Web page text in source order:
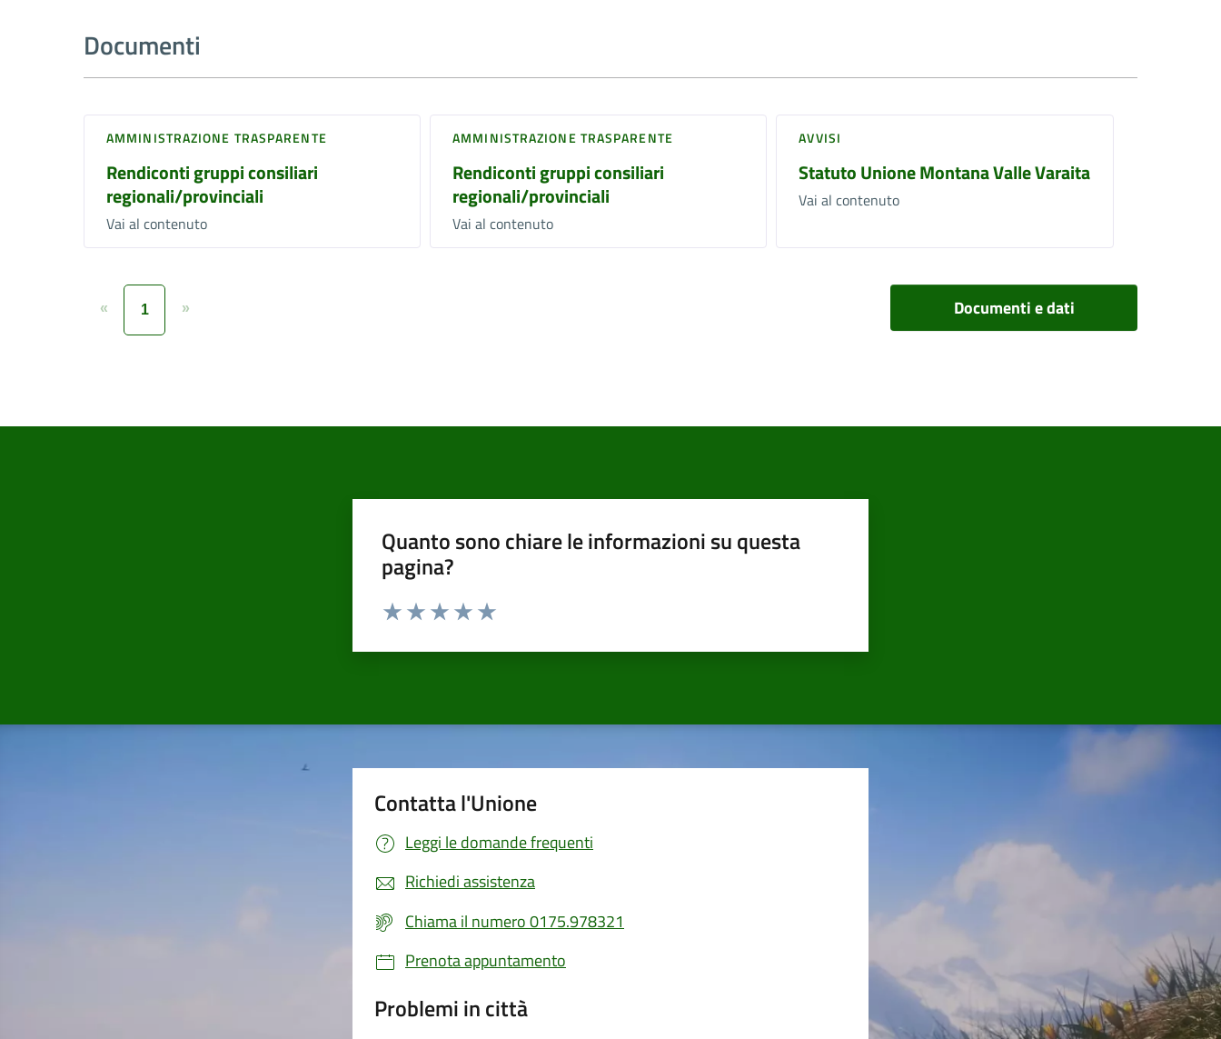
Documenti
AMMINISTRAZIONE TRASPARENTE
Rendiconti gruppi consiliari
regionali/provinciali
Vai al contenuto
AMMINISTRAZIONE TRASPARENTE
Rendiconti gruppi consiliari
regionali/provinciali
Vai al contenuto
AVVISI
Statuto Unione Montana Valle Varaita
Vai al contenuto
« 1 » Documenti e dati
Quanto sono chiare le informazioni su questa
pagina?
Valuta da 1 a 5 stelle la pagina
Contatta l'Unione
Leggi le domande frequenti
Richiedi assistenza
Chiama il numero 0175.978321
Prenota appuntamento
Problemi in città